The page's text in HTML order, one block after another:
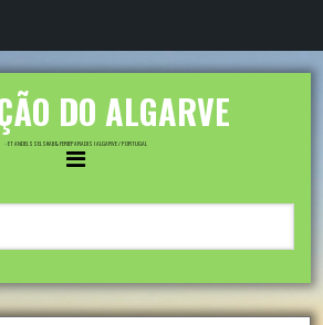
DO ALGARVE
- ET ANDELSSELSKAB & FERIEPARADIS I ALGARVE / PORTUGAL